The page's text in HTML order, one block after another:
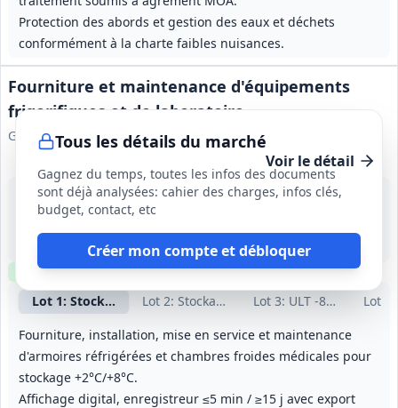
Protection des abords et gestion des eaux et déchets
conformément à la charte faibles nuisances.
Tous les détails du marché
Gagnez du temps, toutes les infos des documents
sont déjà analysées: cahier des charges, infos clés,
budget, contact, etc
Créer mon compte et débloquer
Fourniture et maintenance d'équipements
frigorifiques et de laboratoire
GCS UniHA
Voir le détail
Lot 1: Stockage positif +2/+8°C
Lot 2: Stockage négatif -20/-40°C
Lot 3: ULT -80/-86°CLot
Fourniture, installation, mise en service et maintenance
d'armoires réfrigérées et chambres froides médicales pour
stockage +2°C/+8°C.
Affichage digital, enregistreur ≤5 min / ≥15 j avec export
28 août 2026
France (y compris DROM‑COM)
Clause environnementale Clause sociale